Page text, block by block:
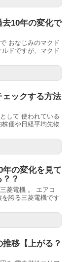
10年の変化で
おなじみのマクド
ドですが、マクド
ェックする方法
して 使われている
価や日経平均先物
の変化を見て
？
菱電機 。 エアコ
誇る三菱電機です
移【上がる？